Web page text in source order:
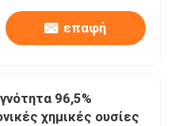
επαφή
96,5%
χημικές ουσίες